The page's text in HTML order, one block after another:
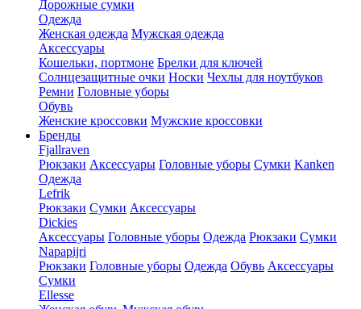
Дорожные сумки
Одежда
Женская одежда Мужская одежда
Аксессуары
Кошельки, портмоне Брелки для ключей
Солнцезащитные очки Носки Чехлы для ноутбуков
Ремни Головные уборы
Обувь
Женские кроссовки Мужские кроссовки
Бренды
Fjallraven
Рюкзаки Аксессуары Головные уборы Сумки Kanken
Одежда
Lefrik
Рюкзаки Сумки Аксессуары
Dickies
Аксессуары Головные уборы Одежда Рюкзаки Сумки
Napapijri
Рюкзаки Головные уборы Одежда Обувь Аксессуары
Сумки
Ellesse